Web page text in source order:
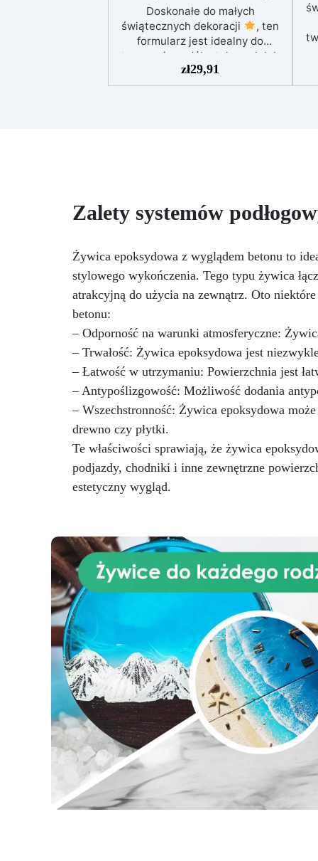
Doskonałe do małych
świątecznych dekoracji
, ten
formularz jest idealny do
tworzenia ozdób stołowych lub
do podarowania jako
spersonalizowane prezenty
.
dodają świątecznego i
osobistego akcentu do twojej
Najwyższa jakość: Nasze formy
są wykonane z wysokiej jakości
silikonu, co gwarantuje
długotrwałość i elastyczność
bez uszkadzania wzoru
Uniwersalność: Doskonałe do
żywicy epoksydowej, te formy
mogą być również używane z
innymi materiałami, takimi jak
. Porady dotyczące
użytkowania: Zalecamy lekkie
nasmarowanie formy przed
użyciem i dokładne jej
oczyszczenie po każdym użyciu,
aby przedłużyć jej żywotność
zł29,91
Zalety systemów
Żywica epoksydowa z wyglądem betonu to
stylowego wykończenia. Tego typu żywica
atrakcyjną do użycia na zewnątrz. Oto
betonu:
– Odporność na warunki atmosferyczne:
– Trwałość: Żywica epoksydowa jest
– Łatwość w utrzymaniu: Powierzchnia jest
– Antypoślizgowość: Możliwość dodania
– Wszechstronność: Żywica epoksydowa
drewno czy płytki.
Te właściwości sprawiają, że żywica
podjazdy, chodniki i inne zewnętrzne
estetyczny wygląd.